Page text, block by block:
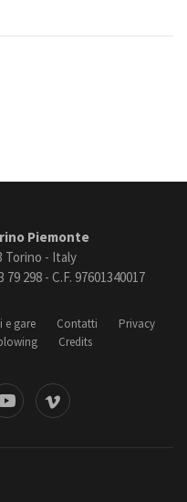
Piemonte
Torino - Italy
79 298 - C.F. 97601340017
e gare Contatti
Privacy
Credits